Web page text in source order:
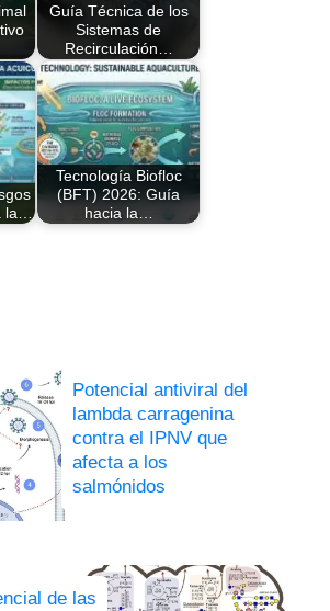
Guía Técnica de los
Sistemas de
Recirculación…
la…
Tecnología Biofloc
(BFT) 2026: Guía
hacia la…
Potencial antiviral del
lambda carragenina
contra el IPNV que
afecta a los
salmónidos
de las